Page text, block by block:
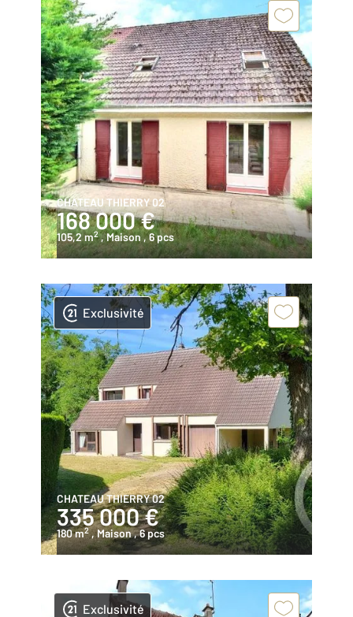
CHATEAU THIERRY 02
168 000 €
105,2 m2 , Maison, 6 pcs
Exclusivité
CHATEAU THIERRY 02
335 000 €
180 m2 , Maison, 6 pcs
Exclusivité